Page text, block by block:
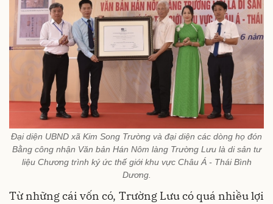
Đại diện UBND xã Kim Song Trường và đại diện các dòng họ đón
Bằng công nhận Văn bản Hán Nôm làng Trường Lưu là di sản tư
liệu Chương trình ký ức thế giới khu vực Châu Á - Thái Bình
Dương.
Từ những cái vốn có, Trường Lưu có quá nhiều lợi